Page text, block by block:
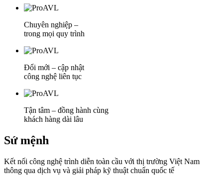
Chuyên nghiệp –
trong mọi quy trình
Đổi mới – cập nhật
công nghệ liên tục
Tận tâm – đồng hành cùng
khách hàng dài lâu
Sứ mệnh
Kết nối công nghệ trình diễn toàn cầu với thị trường Việt Nam
thông qua dịch vụ và giải pháp kỹ thuật chuẩn quốc tế